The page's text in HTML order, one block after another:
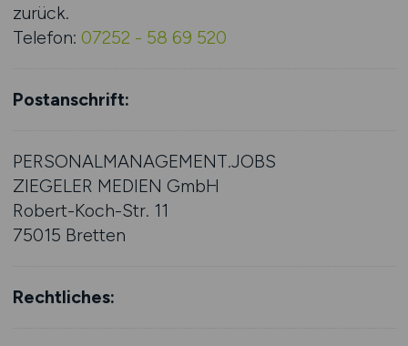
zurück.
Telefon: 07252 - 58 69 520
Postanschrift:
PERSONALMANAGEMENT.JOBS
ZIEGELER MEDIEN GmbH
Robert-Koch-Str. 11
75015 Bretten
Rechtliches: